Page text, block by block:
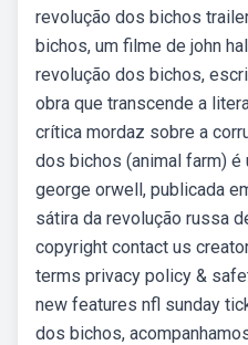
revolução dos bichos
bichos, um filme de john
revolução dos bichos,
obra que transcende a
crítica mordaz sobre a
dos bichos (animal farm) é
george orwell, publicada
sátira da revolução russa
copyright contact us
terms privacy policy &
new features nfl sunday
dos bichos,